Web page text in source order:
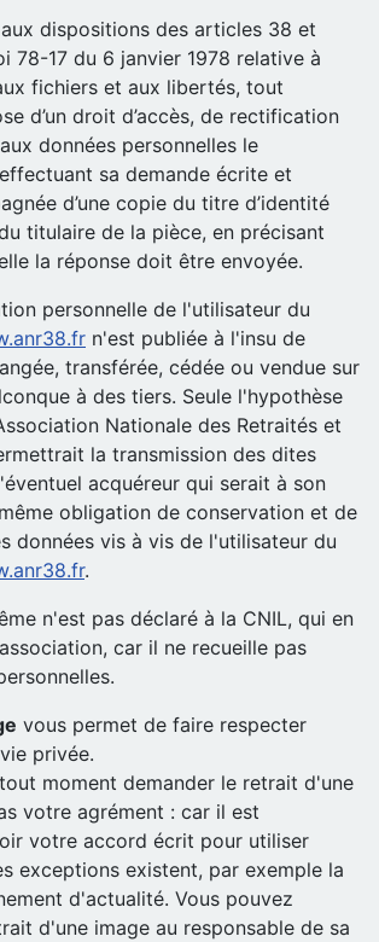
dispositions des articles 38 et
78-17 du 6 janvier 1978 relative à
fichiers et aux libertés, tout
d’un droit d’accès, de rectification
données personnelles le
sa demande écrite et
d’une copie du titre d’identité
titulaire de la pièce, en précisant
la réponse doit être envoyée.
personnelle de l'utilisateur du
n'est publiée à l'insu de
transférée, cédée ou vendue sur
à des tiers. Seule l'hypothèse
Nationale des Retraités et
la transmission des dites
acquéreur qui serait à son
obligation de conservation et de
données vis à vis de l'utilisateur du
.
n'est pas déclaré à la CNIL, qui en
car il ne recueille pas
vous permet de faire respecter
privée.
moment demander le retrait d'une
votre agrément : car il est
votre accord écrit pour utiliser
exceptions existent, par exemple la
d'actualité. Vous pouvez
d'une image au responsable de sa